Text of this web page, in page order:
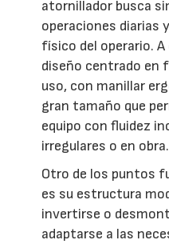
atornillador busca
operaciones diarias
físico del operario. A
diseño centrado en
uso, con manillar
gran tamaño que
equipo con fluidez
irregulares o en obra.
Otro de los puntos
es su estructura
invertirse o
adaptarse a las